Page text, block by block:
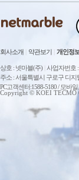
회사소개 약관보기 개인정
상호 : 넷마블(주) 사업자번호 :
주소 : 서울특별시 구로구 디지
PC고객센터:1588-5180 / 모바
Copyright © KOEI TECMO